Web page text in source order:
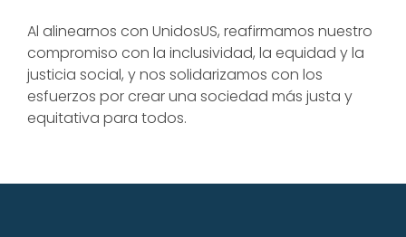
Al alinearnos con UnidosUS, reafirmamos nuestro
compromiso con la inclusividad, la equidad y la
justicia social, y nos solidarizamos con los
esfuerzos por crear una sociedad más justa y
equitativa para todos.